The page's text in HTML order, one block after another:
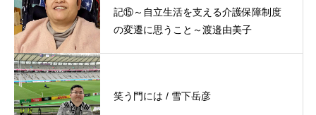
記⑮～自立生活を支える介護保障制度
の変遷に思うこと～渡邉由美子
笑う門には / 雪下岳彦